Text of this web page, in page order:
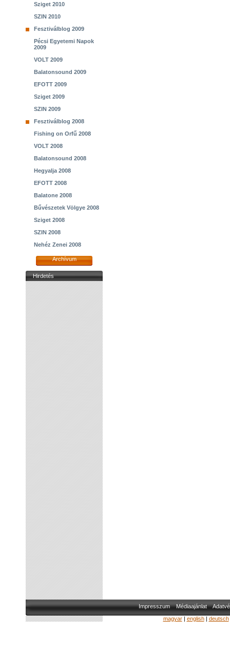
Sziget 2010
SZIN 2010
Fesztiválblog 2009
Pécsi Egyetemi Napok
2009
VOLT 2009
Balatonsound 2009
EFOTT 2009
Sziget 2009
SZIN 2009
Fesztiválblog 2008
Fishing on Orfű 2008
VOLT 2008
Balatonsound 2008
Hegyalja 2008
EFOTT 2008
Balatone 2008
Bűvészetek Völgye 2008
Sziget 2008
SZIN 2008
Nehéz Zenei 2008
Archívum
Hirdetés
Impresszum Médiaajánlat
magyar| english| deutsch